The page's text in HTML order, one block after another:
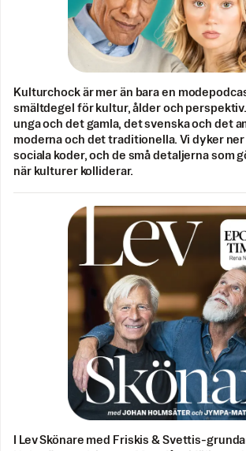
Kulturchock är mer än bara en
smältdegel för kultur, ålder och
unga och det gamla, det svenska och det
moderna och det traditionella. Vi dyker ner
sociala koder, och de små detaljerna som
när kulturer kolliderar.
I Lev Skönare med Friskis & Svettis-